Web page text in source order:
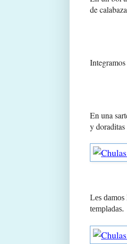
de
En una
y
Les damos
templadas.